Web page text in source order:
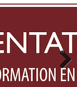
Next